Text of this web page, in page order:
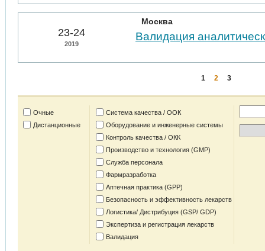
23-24
2019
Москва
Валидация
1 2 3
Очные
Дистанционные
Система качества / ООК
Оборудование и инженерные системы
Контроль качества / ОКК
Производство и технология (GMP)
Служба персонала
Фармразработка
Аптечная практика (GPP)
Безопасность и эффективность лекарств
Логистика/ Дистрибуция (GSP/ GDP)
Экспертиза и регистрация лекарств
Валидация